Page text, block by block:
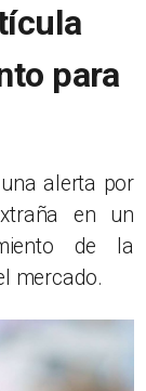
para
alerta por
en un
de la
mercado.